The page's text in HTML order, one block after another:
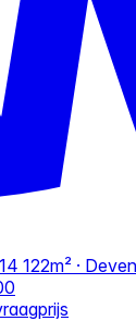
122m² ·